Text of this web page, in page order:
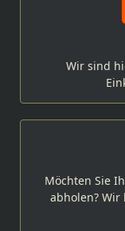
Wir sind
Möchten Sie
abholen?